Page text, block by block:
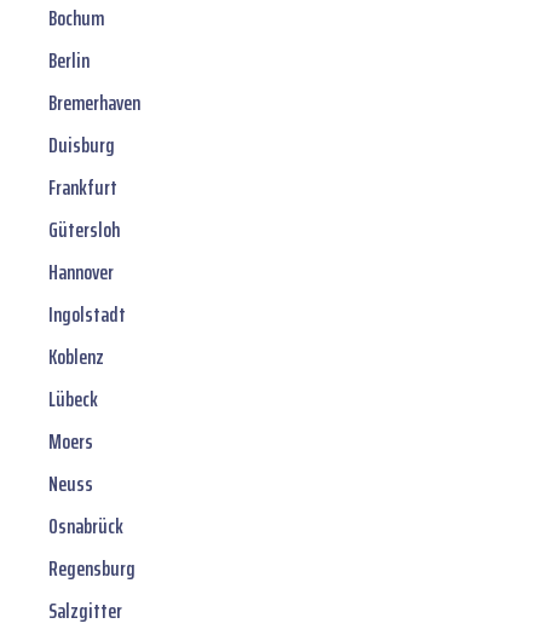
Bochum
Berlin
Bremerhaven
Duisburg
Frankfurt
Gütersloh
Hannover
Ingolstadt
Koblenz
Lübeck
Moers
Neuss
Osnabrück
Regensburg
Salzgitter